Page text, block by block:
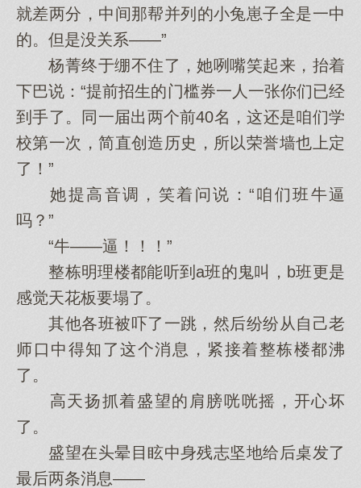
就差两分，中间那帮并列的小兔崽子全是一中
的。但是没关系——”
杨菁终于绷不住了，她咧嘴笑起来，抬着
下巴说：“提前招生的门槛券一人一张你们已经
到手了。同一届出两个前40名，这还是咱们学
校第一次，简直创造历史，所以荣誉墙也上定
了！”
她提高音调，笑着问说：“咱们班牛逼
吗？”
“牛——逼！！！”
整栋明理楼都能听到a班的鬼叫，b班更是
感觉天花板要塌了。
其他各班被吓了一跳，然后纷纷从自己老
师口中得知了这个消息，紧接着整栋楼都沸
了。
高天扬抓着盛望的肩膀咣咣摇，开心坏
了。
盛望在头晕目眩中身残志坚地给后桌发了
最后两条消息——